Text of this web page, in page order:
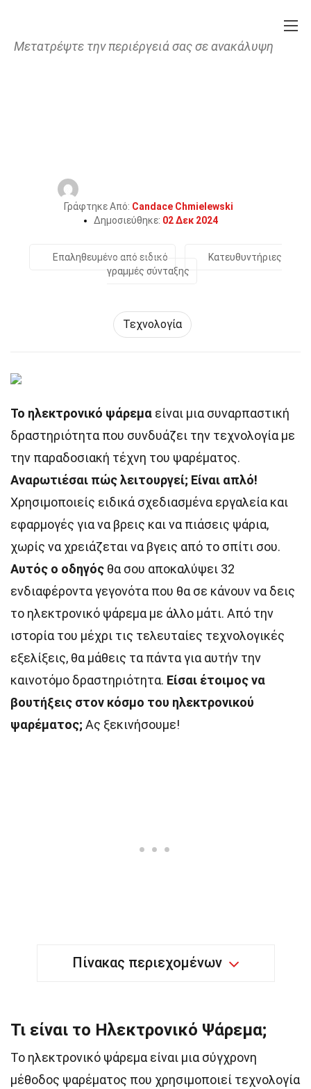
Μετατρέψτε την περιέργειά σας σε ανακάλυψη
Γράφτηκε Από: Candace Chmielewski
Δημοσιεύθηκε: 02 Δεκ 2024
Επαληθευμένο από ειδικό
Κατευθυντήριες
γραμμές σύνταξης
Τεχνολογία
Το ηλεκτρονικό ψάρεμα είναι μια συναρπαστική
δραστηριότητα που συνδυάζει την τεχνολογία με
την παραδοσιακή τέχνη του ψαρέματος.
Αναρωτιέσαι πώς λειτουργεί; Είναι απλό!
Χρησιμοποιείς ειδικά σχεδιασμένα εργαλεία και
εφαρμογές για να βρεις και να πιάσεις ψάρια,
χωρίς να χρειάζεται να βγεις από το σπίτι σου.
Αυτός ο οδηγός θα σου αποκαλύψει 32
ενδιαφέροντα γεγονότα που θα σε κάνουν να δεις
το ηλεκτρονικό ψάρεμα με άλλο μάτι. Από την
ιστορία του μέχρι τις τελευταίες τεχνολογικές
εξελίξεις, θα μάθεις τα πάντα για αυτήν την
καινοτόμο δραστηριότητα. Είσαι έτοιμος να
βουτήξεις στον κόσμο του ηλεκτρονικού
ψαρέματος; Ας ξεκινήσουμε!
Πίνακας περιεχομένων
Τι είναι το Ηλεκτρονικό Ψάρεμα;
Το ηλεκτρονικό ψάρεμα είναι μια σύγχρονη
μέθοδος ψαρέματος που χρησιμοποιεί τεχνολογία